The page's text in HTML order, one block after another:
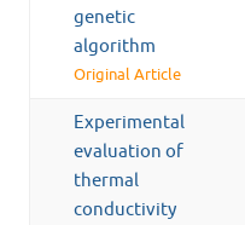
genetic
algorithm
Original Article
Experimental
evaluation of
thermal
conductivity